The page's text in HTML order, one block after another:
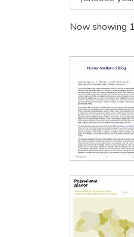
Now showing